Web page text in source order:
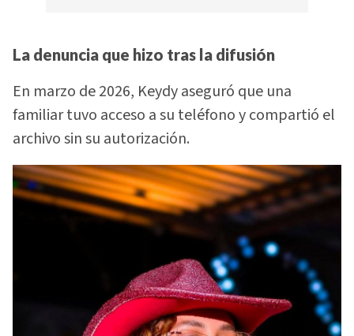
La denuncia que hizo tras la difusión
En marzo de 2026, Keydy aseguró que una
familiar tuvo acceso a su teléfono y compartió el
archivo sin su autorización.